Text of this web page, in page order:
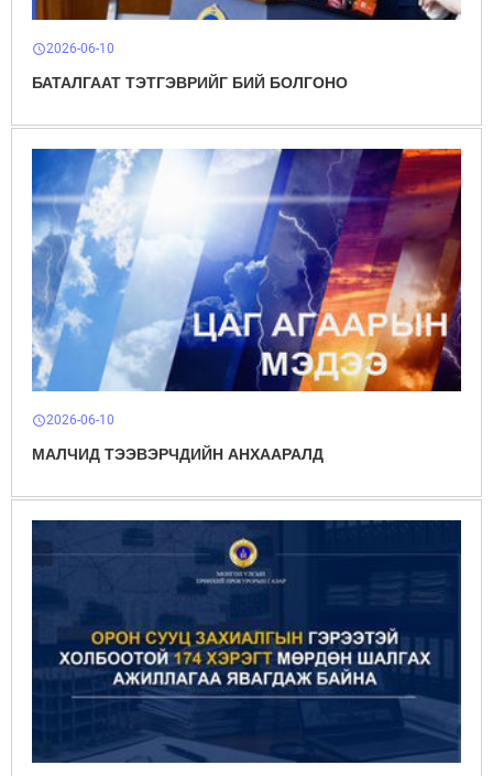
schedule2026-06-10
БАТАЛГААТ ТЭТГЭВРИЙГ БИЙ БОЛГОНО
schedule2026-06-10
МАЛЧИД ТЭЭВЭРЧДИЙН АНХААРАЛД